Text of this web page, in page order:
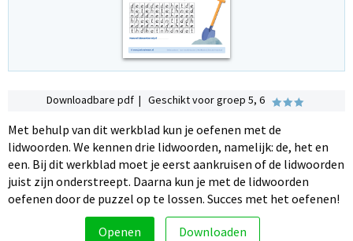
Downloadbare pdf | Geschikt voor groep 5, 6
Met behulp van dit werkblad kun je oefenen met de
lidwoorden. We kennen drie lidwoorden, namelijk: de, het en
een. Bij dit werkblad moet je eerst aankruisen of de lidwoorden
juist zijn onderstreept. Daarna kun je met de lidwoorden
oefenen door de puzzel op te lossen. Succes met het oefenen!
Openen Downloaden